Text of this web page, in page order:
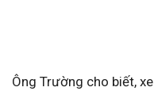
Ông Trường cho biết,